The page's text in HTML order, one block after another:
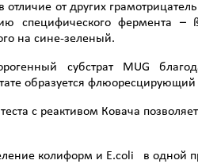
от других
специфического фермента –
на сине-зеленый.
субстрат MUG
образуется
с реактивом Ковача
колиформ и E.coli в одной